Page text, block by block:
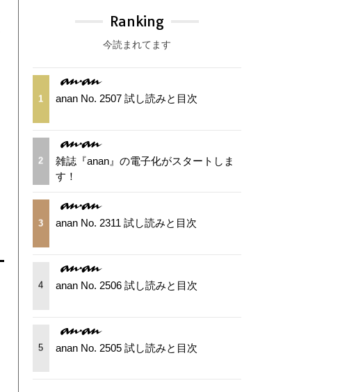
Ranking
今読まれてます
1 anan No. 2507 試し読みと目次
2
雑誌『anan』の電子化がスタートしま
す！
3 anan No. 2311 試し読みと目次
4 anan No. 2506 試し読みと目次
5 anan No. 2505 試し読みと目次